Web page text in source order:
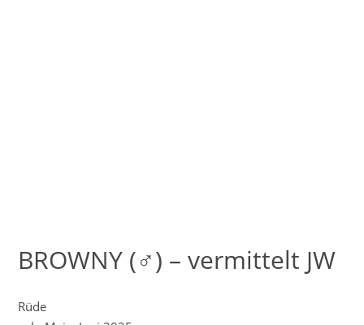
BROWNY (♂) – vermittelt JW
Rüde